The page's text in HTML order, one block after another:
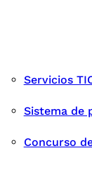
Servicios
Sistema de
Concurso